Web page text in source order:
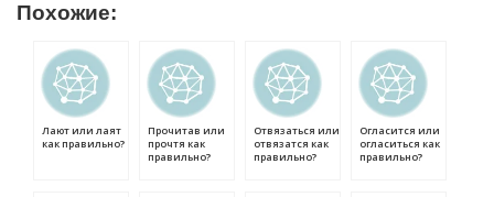
Похожие:
Лают или лаят
как правильно?
Прочитав или
прочтя как
правильно?
Отвязаться или
отвязатся как
правильно?
Огласится или
огласиться как
правильно?